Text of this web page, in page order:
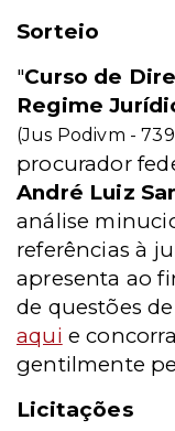
Sorteio
"Curso de
Regime
(Jus Podivm -
procurador
André Luiz
análise
referências à
apresenta ao
de questões
aqui e
gentilmente
Licitações